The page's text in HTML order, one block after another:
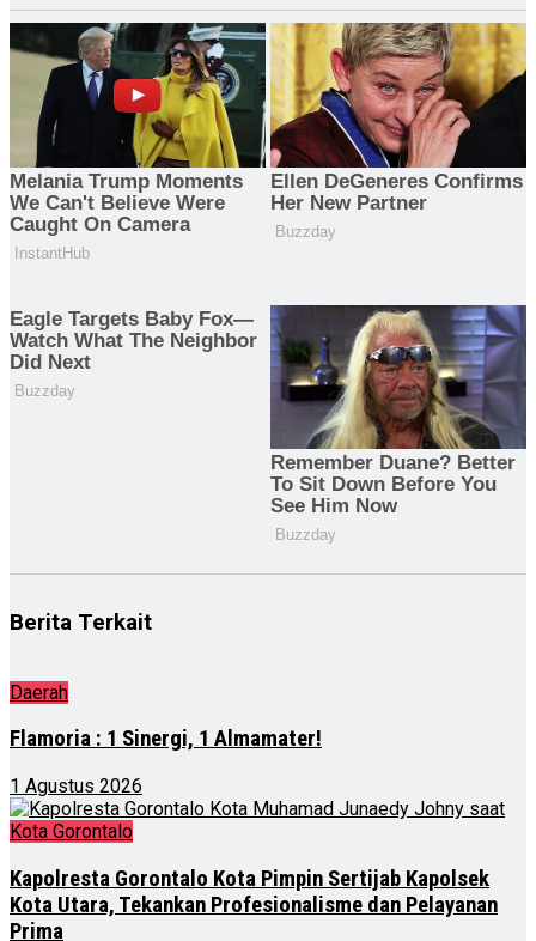
Berita Terkait
Daerah
Flamoria : 1 Sinergi, 1 Almamater!
1 Agustus 2026
Kota Gorontalo
Kapolresta Gorontalo Kota Pimpin Sertijab Kapolsek
Kota Utara, Tekankan Profesionalisme dan Pelayanan
Prima